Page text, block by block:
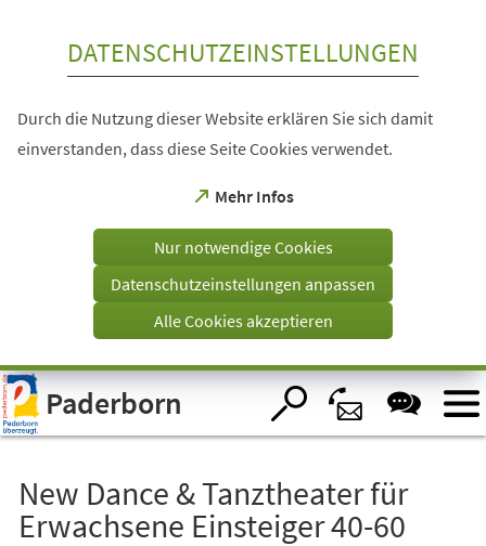
Visuelle
Assistenzsoftware
öffnen.
DATENSCHUTZEINSTELLUNGEN
Durch die Nutzung dieser Website erklären Sie sich damit
einverstanden, dass diese Seite Cookies verwendet.
Mehr Infos
(Öffnet
einem
Tab)
Nur notwendige Cookies
Datenschutzeinstellungen anpassen
Alle Cookies akzeptieren
Paderborn
New Dance & Tanztheater für
Erwachsene Einsteiger 40-60